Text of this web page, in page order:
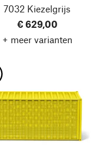
7032 Kiezelgrijs
€ 629,00
+ meer varianten